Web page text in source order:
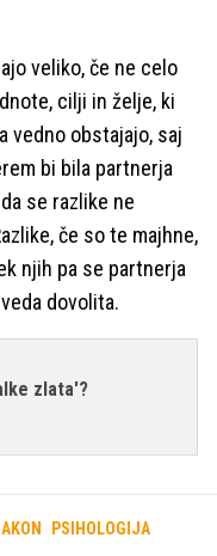
veliko, če ne celo
cilji in želje, ki
vedno obstajajo, saj
bi bila partnerja
se razlike ne
če so te majhne,
njih pa se partnerja
dovolita.
zlata'?
PSIHOLOGIJA